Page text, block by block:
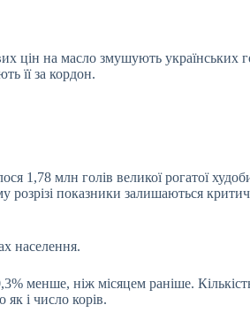
цін на масло змушують українських
її за кордон.
1,78 млн голів великої рогатої
показники залишаються
населення.
менше, ніж місяцем раніше.
і число корів.